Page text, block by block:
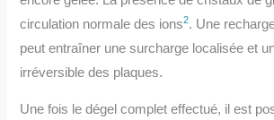
circulation normale des ions2. Une
peut entraîner une surcharge localisée et
irréversible des plaques.
Une fois le dégel complet effectué, il est